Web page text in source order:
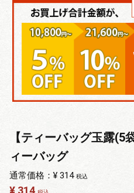
【ティーバッグ玉露
ィーバッグ
通常価格：¥ 314 税込
¥ 314